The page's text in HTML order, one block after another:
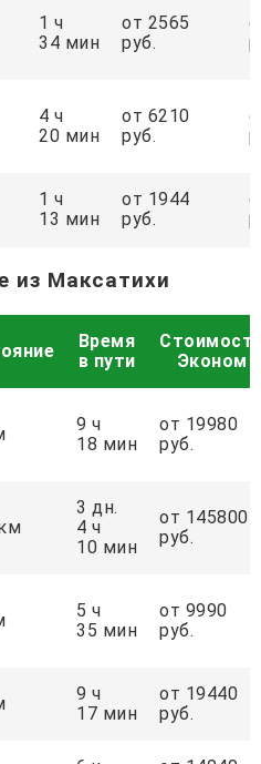
1 ч
34 мин
от 2565
руб.
4 ч
20 мин
от 6210
руб.
1 ч
13 мин
от 1944
руб.
из Максатихи
Время
в пути
Эконом
9 ч
18 мин
от 19980
руб.
3 дн.
4 ч
10 мин
от 145800
руб.
5 ч
35 мин
от 9990
руб.
9 ч
17 мин
от 19440
руб.